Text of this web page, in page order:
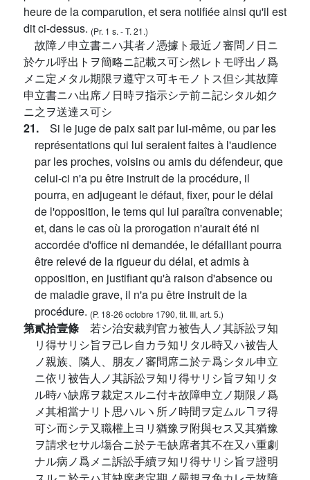
heure de la comparution, et sera notifiée ainsi qu'il est
dit ci-dessus. (Pr. 1 s. - T. 21.)
故障ノ申立書ニハ其者ノ憑據ト最近ノ審問ノ日ニ
於ケル呼出トヲ簡略ニ記載ス可シ然レトモ呼出ノ爲
メニ定メタル期限ヲ遵守ス可キモノトス但シ其故障
申立書ニハ出席ノ日時ヲ指示シテ前ニ記シタル如ク
ニ之ヲ送達ス可シ
21. Si le juge de paix sait par lui-même, ou par les
représentations qui lui seraient faites à l'audience
par les proches, voisins ou amis du défendeur, que
celui-ci n'a pu être instruit de la procédure, il
pourra, en adjugeant le défaut, fixer, pour le délai
de l'opposition, le tems qui lui paraîtra convenable;
et, dans le cas où la prorogation n'aurait été ni
accordée d'office ni demandée, le défaillant pourra
être relevé de la rigueur du délai, et admis à
opposition, en justifiant qu'à raison d'absence ou
de maladie grave, il n'a pu être instruit de la
procédure. (P. 18-26 octobre 1790, tit. III, art. 5.)
第貳拾壹條 若シ治安裁判官カ被告人ノ其訴訟ヲ知
リ得サリシ旨ヲ己レ自カラ知リタル時又ハ被告人
ノ親族、隣人、朋友ノ審問席ニ於テ爲シタル申立
ニ依リ被告人ノ其訴訟ヲ知リ得サリシ旨ヲ知リタ
ル時ハ缺席ヲ裁定スルニ付キ故障申立ノ期限ノ爲
メ其相當ナリト思ハルヽ所ノ時間ヲ定ムルヿヲ得
可シ而シテ又職權上ヨリ猶豫ヲ附與セス又其猶豫
ヲ請求セサル塲合ニ於テモ缺席者其不在又ハ重劇
ナル病ノ爲メニ訴訟手續ヲ知リ得サリシ旨ヲ證明